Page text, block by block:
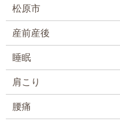
松原市
産前産後
睡眠
肩こり
腰痛